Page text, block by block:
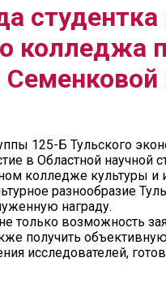
колледжа
125-Б Тульского
в Областной научной
колледже культуры и
разнообразие
награду.
только возможность
получить
исследователей,